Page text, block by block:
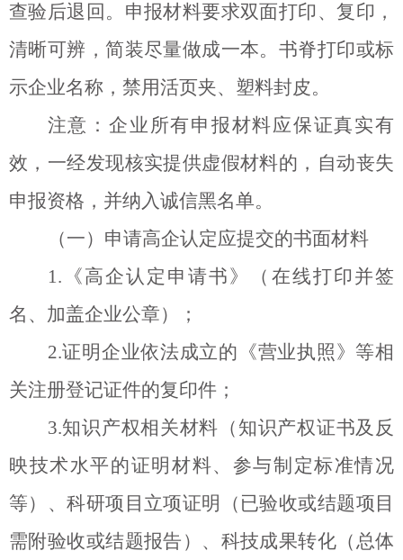
查验后退回。申报材料要求双面打印、复印，
清晰可辨，简装尽量做成一本。书脊打印或标
示企业名称，禁用活页夹、塑料封皮。
注意：企业所有申报材料应保证真实有
效，一经发现核实提供虚假材料的，自动丧失
申报资格，并纳入诚信黑名单。
（一）申请高企认定应提交的书面材料
1. 《高企认定申请书》（在线打印并签
名、加盖企业公章）；
2.证明企业依法成立的《营业执照》等相
关注册登记证件的复印件；
3.知识产权相关材料（知识产权证书及反
映技术水平的证明材料、参与制定标准情况
等）、科研项目立项证明（已验收或结题项目
需附验收或结题报告）、科技成果转化（总体